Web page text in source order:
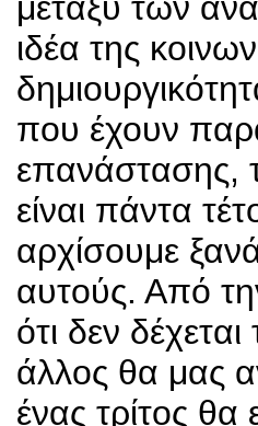
ιδέα της
που έχουν
επανάστασης,
είναι πάντα
αρχίσουμε
αυτούς. Από
ότι δεν
άλλος θα μας
ένας τρίτος θα